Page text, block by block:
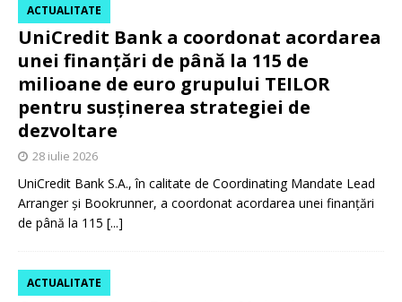
UniCredit Bank a coordonat acordarea
unei finanțări de până la 115 de
milioane de euro grupului TEILOR
pentru susținerea strategiei de
dezvoltare
ACTUALITATE
28 iulie 2026
UniCredit Bank S.A., în calitate de Coordinating Mandate Lead
Arranger și Bookrunner, a coordonat acordarea unei finanțări
de până la 115 [...]
ACTUALITATE